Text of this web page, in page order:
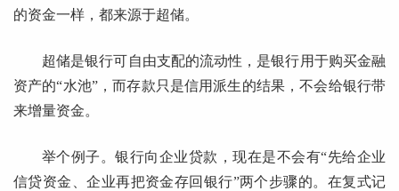
的资金一样，都来源于超储。
超储是银行可自由支配的流动性，是银行用于购买金融
资产的“水池”，而存款只是信用派生的结果，不会给银行带
来增量资金。
举个例子。银行向企业贷款，现在是不会有“先给企业
信贷资金、企业再把资金存回银行”两个步骤的。在复式记